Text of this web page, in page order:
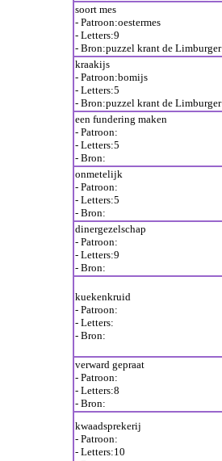
soort mes
- Patroon:oestermes
- Letters:9
- Bron:puzzel krant de Limburger
kraakijs
- Patroon:bomijs
- Letters:5
- Bron:puzzel krant de Limburger
een fundering maken
- Patroon:
- Letters:5
- Bron:
onmetelijk
- Patroon:
- Letters:5
- Bron:
dinergezelschap
- Patroon:
- Letters:9
- Bron:
kuekenkruid
- Patroon:
- Letters:
- Bron:
verward gepraat
- Patroon:
- Letters:8
- Bron:
kwaadsprekerij
- Patroon:
- Letters:10